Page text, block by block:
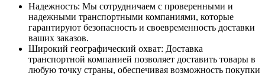
Надежность: Мы сотрудничаем с проверенными и
надежными транспортными компаниями, которые
гарантируют безопасность и своевременность доставки
ваших заказов.
Широкий географический охват: Доставка
транспортной компанией позволяет доставить товары в
любую точку страны, обеспечивая возможность покупки